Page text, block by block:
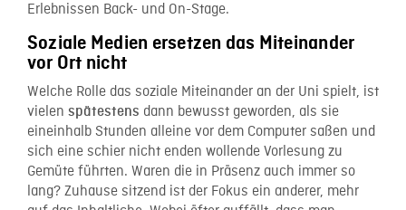
Erlebnissen Back- und On-Stage.
Soziale Medien ersetzen das Miteinander
vor Ort nicht
Welche Rolle das soziale Miteinander an der Uni spielt, ist
vielen spätestens dann bewusst geworden, als sie
eineinhalb Stunden alleine vor dem Computer saßen und
sich eine schier nicht enden wollende Vorlesung zu
Gemüte führten. Waren die in Präsenz auch immer so
lang? Zuhause sitzend ist der Fokus ein anderer, mehr